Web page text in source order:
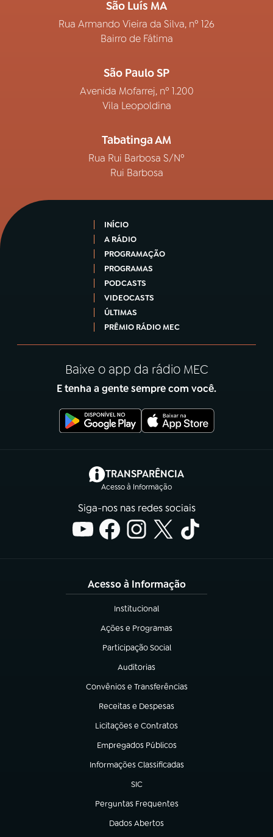
São Luís MA
Rua Armando Vieira da Silva, nº 126
Bairro de Fátima
São Paulo SP
Avenida Mofarrej, nº 1.200
Vila Leopoldina
Tabatinga AM
Rua Rui Barbosa S/Nº
Rui Barbosa
INÍCIO
A RÁDIO
PROGRAMAÇÃO
PROGRAMAS
PODCASTS
VIDEOCASTS
ÚLTIMAS
PRÊMIO RÁDIO MEC
Baixe o app da rádio MEC
E tenha a gente sempre com você.
TRANSPARÊNCIA
Acesso à Informação
(abre em nova aba)
Siga-nos nas redes sociais
Acesso à Informação
Institucional
(abre em nova aba)
Ações e Programas
(abre em nova aba)
Participação Social
(abre em nova aba)
Auditorias
(abre em nova aba)
Convênios e Transferências
(abre em nova aba)
Receitas e Despesas
(abre em nova aba)
Licitações e Contratos
(abre em nova aba)
Empregados Públicos
(abre em nova aba)
Informações Classificadas
(abre em nova aba)
SIC
(abre em nova aba)
Perguntas Frequentes
(abre em nova aba)
Dados Abertos
(abre em nova aba)